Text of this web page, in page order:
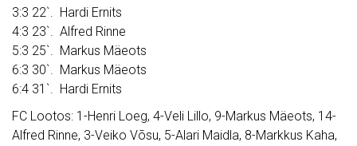
3:3 22`. Hardi Ernits
4:3 23`. Alfred Rinne
5:3 25`. Markus Mäeots
6:3 30`. Markus Mäeots
6:4 31`. Hardi Ernits
FC Lootos: 1-Henri Loeg, 4-Veli Lillo, 9-Markus Mäeots, 14-
Alfred Rinne, 3-Veiko Võsu, 5-Alari Maidla, 8-Markkus Kaha,